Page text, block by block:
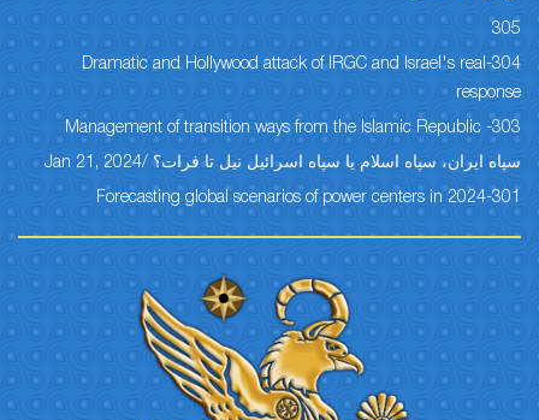
305
304-Dramatic and Hollywood attack of IRGC and Israel's real
response
303- Management of transition ways from the Islamic Republic
سپاه ایران، سپاه اسلام یا سپاه اسرائیل نیل تا فرات؟ /Jan 21, 2024
301-Forecasting global scenarios of power centers in 2024